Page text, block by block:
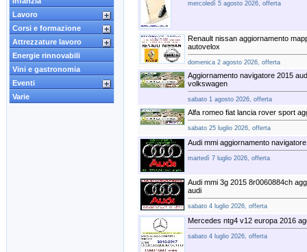
Lavoro
Corsi e formazione
Attrezzature lavoro
Energie rinnovabili
Vini e gastronomia
Eventi
Varie
mercoledì 5 agosto 2026, offerta
Renault nissan aggiornamento
autovelox
domenica 2 agosto 2026, offerta
Aggiornamento navigatore 2015
volkswagen
sabato 1 agosto 2026, offerta
Alfa romeo fiat lancia rover sport
sabato 25 luglio 2026, offerta
Audi mmi aggiornamento
martedì 7 luglio 2026, offerta
Audi mmi 3g 2015 8r0060884ch
audi
sabato 4 luglio 2026, offerta
Mercedes ntg4 v12 europa 2016
sabato 4 luglio 2026, offerta